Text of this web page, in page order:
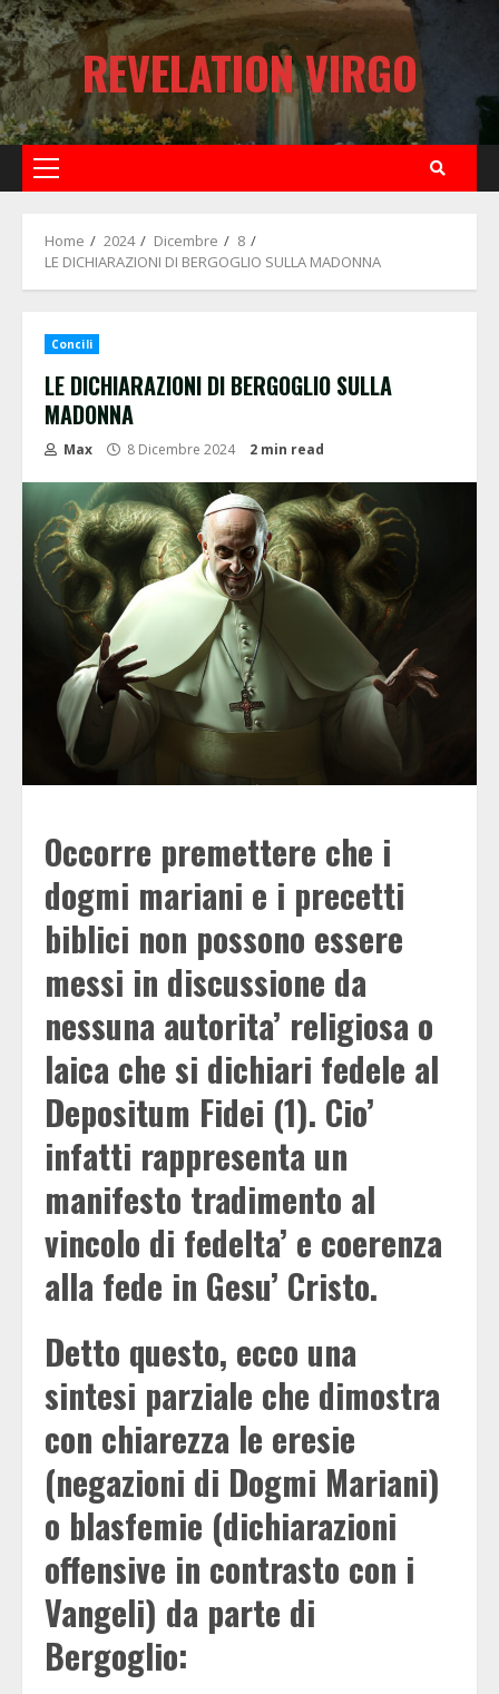
Skip
to
content
REVELATION VIRGO
Primary
Home 2024 Dicembre
8
LE DICHIARAZIONI DI BERGOGLIO SULLA MADONNA
Concili
LE DICHIARAZIONI DI BERGOGLIO SULLA
MADONNA
Max 8 Dicembre 2024 2 min read
Occorre premettere che i
dogmi mariani e i precetti
biblici non possono essere
messi in discussione da
nessuna autorita’ religiosa o
laica che si dichiari fedele al
Depositum Fidei (1). Cio’
infatti rappresenta un
manifesto tradimento al
vincolo di fedelta’ e coerenza
alla fede in Gesu’ Cristo.
Detto questo, ecco una
sintesi parziale che dimostra
con chiarezza le eresie
(negazioni di Dogmi Mariani)
o blasfemie (dichiarazioni
offensive in contrasto con i
Vangeli) da parte di
Bergoglio: